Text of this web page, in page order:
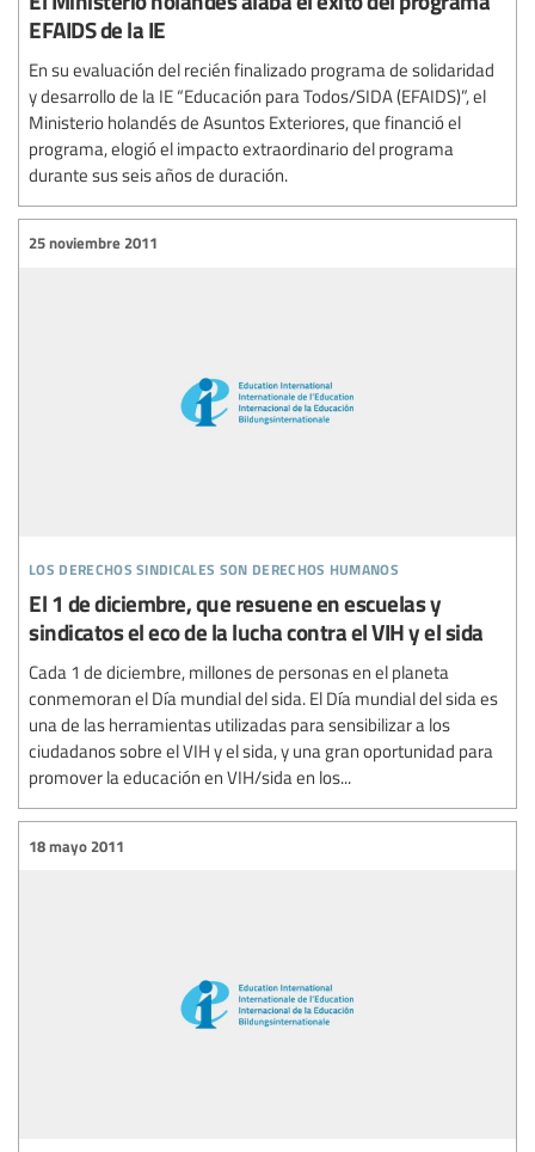
EFAIDS de la IE
En su evaluación del recién finalizado programa de solidaridad
y desarrollo de la IE “Educación para Todos/SIDA (EFAIDS)”, el
Ministerio holandés de Asuntos Exteriores, que financió el
programa, elogió el impacto extraordinario del programa
durante sus seis años de duración.
los derechos sindicales son derechos humanos
25 noviembre 2011
El 1 de diciembre, que resuene en escuelas y
sindicatos el eco de la lucha contra el VIH y el sida
Cada 1 de diciembre, millones de personas en el planeta
conmemoran el Día mundial del sida. El Día mundial del sida es
una de las herramientas utilizadas para sensibilizar a los
ciudadanos sobre el VIH y el sida, y una gran oportunidad para
promover la educación en VIH/sida en los...
18 mayo 2011